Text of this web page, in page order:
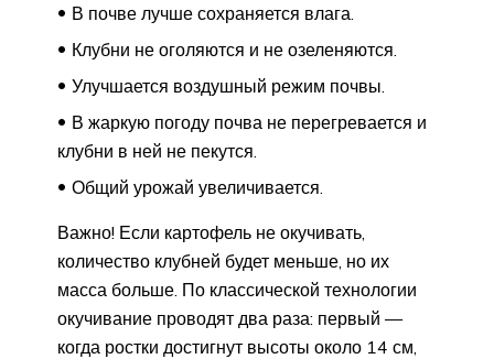
В почве лучше сохраняется влага.
Клубни не оголяются и не озеленяются.
Улучшается воздушный режим почвы.
В жаркую погоду почва не перегревается и
клубни в ней не пекутся.
Общий урожай увеличивается.
Важно! Если картофель не окучивать,
количество клубней будет меньше, но их
масса больше. По классической технологии
окучивание проводят два раза: первый —
когда ростки достигнут высоты около 14 см,